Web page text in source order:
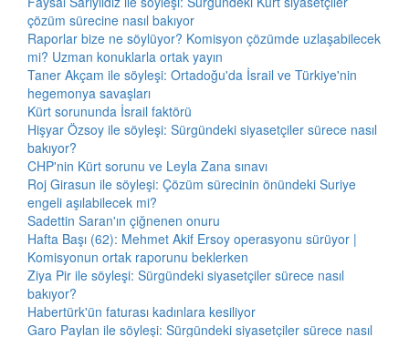
çözüm sürecine nasıl bakıyor
Raporlar bize ne söylüyor? Komisyon çözümde uzlaşabilecek
mi? Uzman konuklarla ortak yayın
Taner Akçam ile söyleşi: Ortadoğu'da İsrail ve Türkiye'nin
hegemonya savaşları
Kürt sorununda İsrail faktörü
Hişyar Özsoy ile söyleşi: Sürgündeki siyasetçiler sürece nasıl
bakıyor?
CHP'nin Kürt sorunu ve Leyla Zana sınavı
Roj Girasun ile söyleşi: Çözüm sürecinin önündeki Suriye
engeli aşılabilecek mi?
Sadettin Saran'ın çiğnenen onuru
Hafta Başı (62): Mehmet Akif Ersoy operasyonu sürüyor |
Komisyonun ortak raporunu beklerken
Ziya Pir ile söyleşi: Sürgündeki siyasetçiler sürece nasıl
bakıyor?
Habertürk'ün faturası kadınlara kesiliyor
Garo Paylan ile söyleşi: Sürgündeki siyasetçiler sürece nasıl